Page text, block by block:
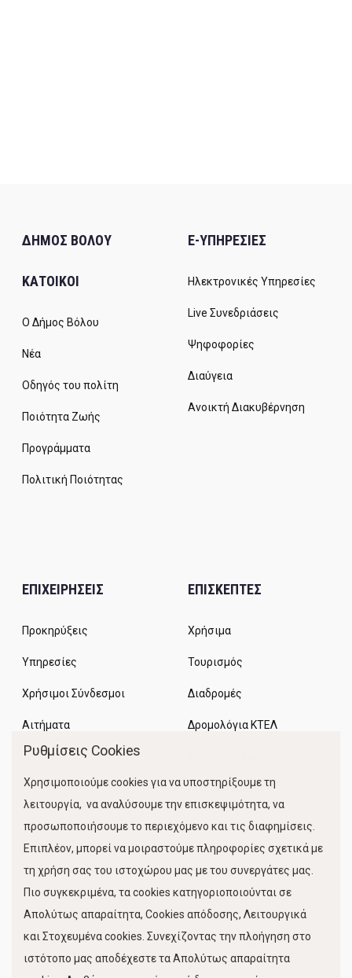
ΔΗΜΟΣ ΒΟΛΟΥ
ΚΑΤΟΙΚΟΙ
Ο Δήμος Βόλου
Νέα
Οδηγός του πολίτη
Ποιότητα Ζωής
Προγράμματα
Πολιτική Ποιότητας
E-ΥΠΗΡΕΣΙΕΣ
Ηλεκτρονικές Υπηρεσίες
Live Συνεδριάσεις
Ψηφοφορίες
Διαύγεια
Ανοικτή Διακυβέρνηση
ΕΠΙΧΕΙΡΗΣΕΙΣ
Προκηρύξεις
Υπηρεσίες
Χρήσιμοι Σύνδεσμοι
Αιτήματα
ΕΠΙΣΚΕΠΤΕΣ
Χρήσιμα
Τουρισμός
Διαδρομές
Δρομολόγια ΚΤΕΛ
Κίνηση Λιμένος
FOLLOW US
Ρυθμίσεις Cookies
Χρησιμοποιούμε cookies για να υποστηρίξουμε τη
λειτουργία, να αναλύσουμε την επισκεψιμότητα, να
προσωποποιήσουμε το περιεχόμενο και τις διαφημίσεις.
Επιπλέον, μπορεί να μοιραστούμε πληροφορίες σχετικά με
τη χρήση σας του ιστοχώρου μας με του συνεργάτες μας.
Πιο συγκεκριμένα, τα cookies κατηγοριοποιούνται σε
Απολύτως απαραίτητα, Cookies απόδοσης, Λειτουργικά
και Στοχευμένα cookies. Συνεχίζοντας την πλοήγηση στο
ιστότοπο μας αποδέχεστε τα Απολύτως απαραίτητα